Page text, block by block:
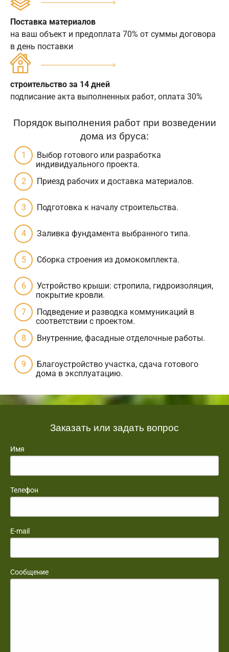
Поставка материалов
на ваш объект и предоплата 70% от суммы договора
в день поставки
строительство за 14 дней
подписание акта выполненных работ, оплата 30%
Порядок выполнения работ при возведении
дома из бруса:
Выбор готового или разработка
индивидуального проекта.
Приезд рабочих и доставка материалов.
Подготовка к началу строительства.
Заливка фундамента выбранного типа.
Сборка строения из домокомплекта.
Устройство крыши: стропила, гидроизоляция,
покрытие кровли.
Подведение и разводка коммуникаций в
соответствии с проектом.
Внутренние, фасадные отделочные работы.
Благоустройство участка, сдача готового
дома в эксплуатацию.
Заказать или задать вопрос
Имя
Телефон
E-mail
Сообщение